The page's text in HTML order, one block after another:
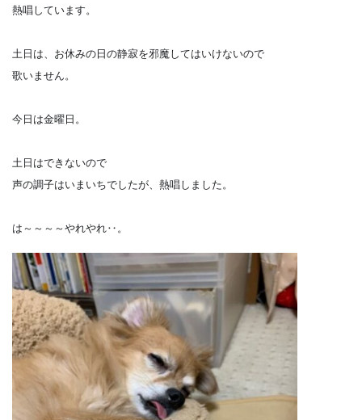
熱唱しています。
土日は、お休みの日の静寂を邪魔してはいけないので
歌いません。
今日は金曜日。
土日はできないので
声の調子はいまいちでしたが、熱唱しました。
は～～～～やれやれ‥。